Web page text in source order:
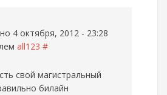
4 октября, 2012 - 23:28
all123 #
свой магистральный
билайн